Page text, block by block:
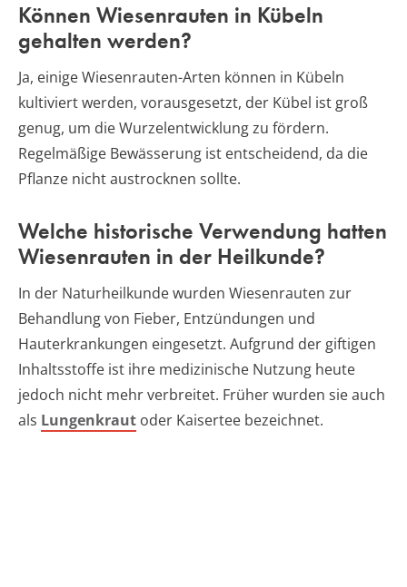
Können Wiesenrauten in Kübeln
gehalten werden?
Ja, einige Wiesenrauten-Arten können in Kübeln
kultiviert werden, vorausgesetzt, der Kübel ist groß
genug, um die Wurzelentwicklung zu fördern.
Regelmäßige Bewässerung ist entscheidend, da die
Pflanze nicht austrocknen sollte.
Welche historische Verwendung hatten
Wiesenrauten in der Heilkunde?
In der Naturheilkunde wurden Wiesenrauten zur
Behandlung von Fieber, Entzündungen und
Hauterkrankungen eingesetzt. Aufgrund der giftigen
Inhaltsstoffe ist ihre medizinische Nutzung heute
jedoch nicht mehr verbreitet. Früher wurden sie auch
als Lungenkraut oder Kaisertee bezeichnet.